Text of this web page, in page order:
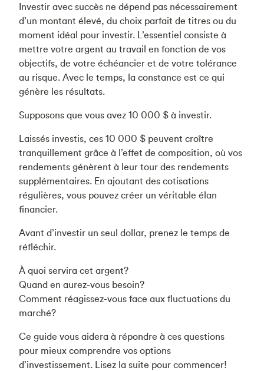
Investir avec succès ne dépend pas nécessairement
d’un montant élevé, du choix parfait de titres ou du
moment idéal pour investir. L’essentiel consiste à
mettre votre argent au travail en fonction de vos
objectifs, de votre échéancier et de votre tolérance
au risque. Avec le temps, la constance est ce qui
génère les résultats.
Supposons que vous avez 10 000 $ à investir.
Laissés investis, ces 10 000 $ peuvent croître
tranquillement grâce à l’effet de composition, où vos
rendements génèrent à leur tour des rendements
supplémentaires. En ajoutant des cotisations
régulières, vous pouvez créer un véritable élan
financier.
Avant d’investir un seul dollar, prenez le temps de
réfléchir.
À quoi servira cet argent?
Quand en aurez-vous besoin?
Comment réagissez-vous face aux fluctuations du
marché?
Ce guide vous aidera à répondre à ces questions
pour mieux comprendre vos options
d’investissement. Lisez la suite pour commencer!